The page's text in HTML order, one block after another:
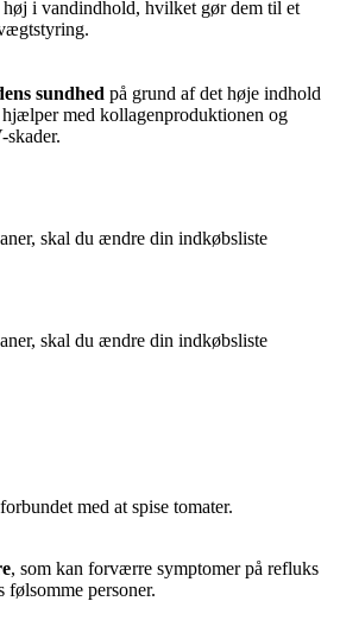
høj i vandindhold, hvilket gør dem til et
sundhed på grund af det høje indhold
med kollagenproduktionen og
skal du ændre din indkøbsliste
skal du ændre din indkøbsliste
med at spise tomater.
, som kan forværre symptomer på refluks
følsomme personer.